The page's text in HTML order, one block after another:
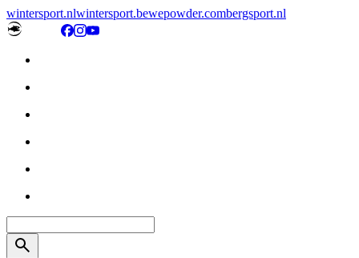
wintersport.nlwintersport.bewepowder.combergsport.nl